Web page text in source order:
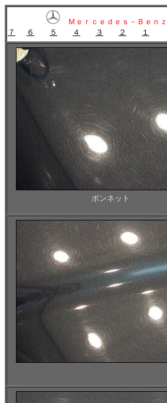
Ｍｅｒｃｅｄｅｓ－Ｂｅｎ
７
６ ５ ４ ３ ２ １
ボンネット